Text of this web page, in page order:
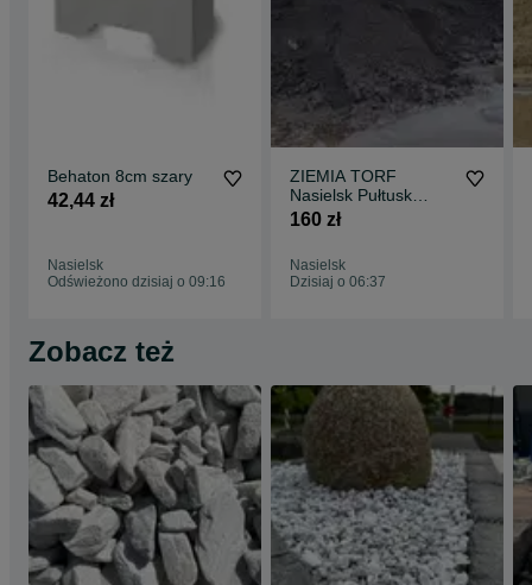
Behaton 8cm szary
42,44 zł
Nasielsk
Odświeżono dzisiaj o 09:16
ZIEMIA TORF
Nasielsk Pułtusk
Ciechanów
160 zł
Nasielsk
Dzisiaj o 06:37
Zobacz też